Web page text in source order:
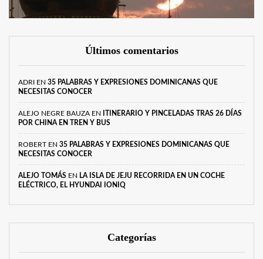
Últimos comentarios
ADRI EN 35 PALABRAS Y EXPRESIONES DOMINICANAS QUE
NECESITAS CONOCER
ALEJO NEGRE BAUZA EN
ITINERARIO Y PINCELADAS TRAS 26 DÍAS
POR CHINA EN TREN Y BUS
ROBERT EN 35 PALABRAS Y EXPRESIONES DOMINICANAS QUE
NECESITAS CONOCER
ALEJO TOMÁS EN LA ISLA DE JEJU RECORRIDA EN UN COCHE
ELÉCTRICO, EL HYUNDAI IONIQ
Categorías